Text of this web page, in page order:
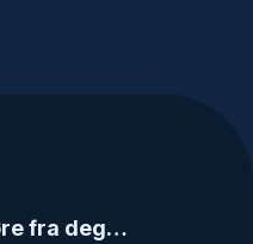
fra deg…